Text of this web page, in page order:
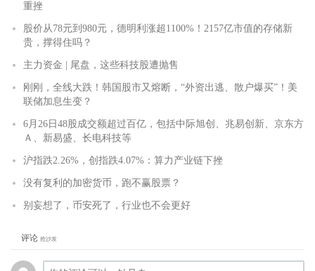
重挫
股价从78元到980元，德明利涨超1100%！2157亿市值的存储新
贵，撑得住吗？
主力资金 | 尾盘，这些科技股遭抛售
刚刚，全线大跌！韩国股市又熔断，“外资出逃、散户爆买”！美
联储加息生变？
6月26日48股成交额超过百亿，包括中际旭创、兆易创新、京东方
Ａ、新易盛、长电科技等
沪指跌2.26%，创指跌4.07%：算力产业链下挫
没有复利的加密货币，跑不赢股票？
别妄想了，币安死了，行业也不会更好
评论 抢沙发